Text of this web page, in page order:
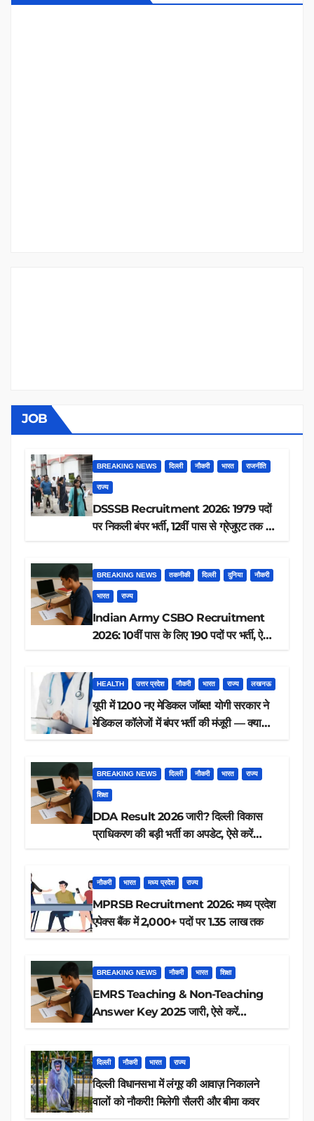
JOB
BREAKING NEWS दिल्ली नौकरी भारत राजनीति
राज्य
DSSSB Recruitment 2026: 1979 पदों
पर निकली बंपर भर्ती, 12वीं पास से ग्रेजुएट तक करें
BREAKING NEWS तकनीकी दिल्ली दुनिया नौकरी
भारत राज्य
Indian Army CSBO Recruitment
2026: 10वीं पास के लिए 190 पदों पर भर्ती, ऐसे
HEALTH उत्तर प्रदेश नौकरी भारत राज्य लखनऊ
यूपी में 1200 नए मेडिकल जॉब्स! योगी सरकार ने
मेडिकल कॉलेजों में बंपर भर्ती की मंजूरी — क्या
BREAKING NEWS दिल्ली नौकरी भारत राज्य
शिक्षा
DDA Result 2026 जारी? दिल्ली विकास
प्राधिकरण की बड़ी भर्ती का अपडेट, ऐसे करें
नौकरी भारत मध्य प्रदेश राज्य
MPRSB Recruitment 2026: मध्य प्रदेश
एपेक्स बैंक में 2,000+ पदों पर 1.35 लाख तक
BREAKING NEWS नौकरी भारत शिक्षा
EMRS Teaching & Non-Teaching
Answer Key 2025 जारी, ऐसे करें
दिल्ली नौकरी भारत राज्य
दिल्ली विधानसभा में लंगूर की आवाज़ निकालने
वालों को नौकरी! मिलेगी सैलरी और बीमा कवर